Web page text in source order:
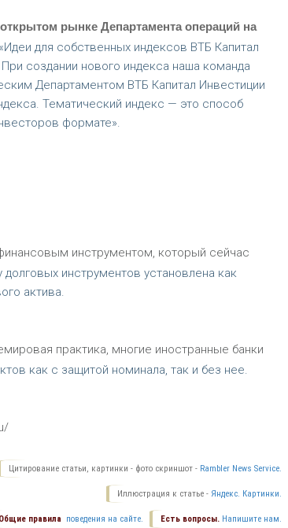
рынке Департамента операций на
«Идеи для собственных индексов ВТБ Капитал
создании нового индекса наша команда
Департаментом ВТБ Капитал Инвестиции
Тематический индекс — это способ
формате».
инструментом, который сейчас
инструментов установлена как
актива.
практика, многие иностранные банки
как с защитой номинала, так и без нее.
Цитирование статьи, картинки - фото скриншот - Rambler News Service.
Иллюстрация к статье - Яндекс. Картинки.
Есть вопросы. Напишите нам.
Общие правила поведения на сайте.